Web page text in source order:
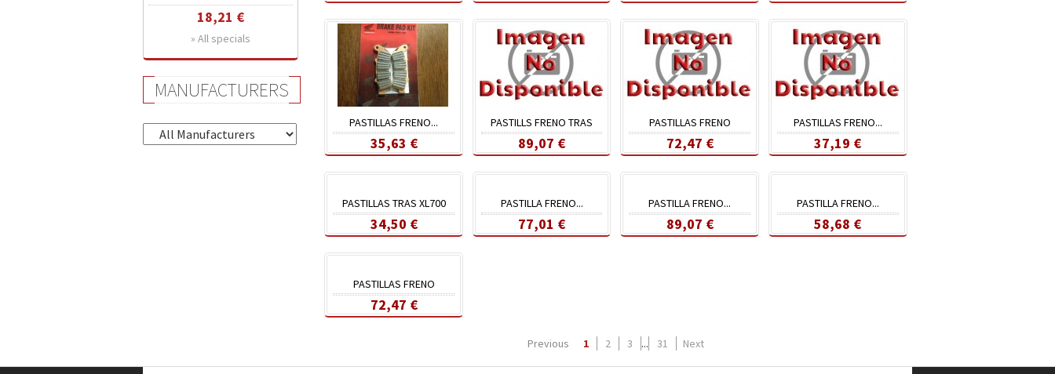
18,21 €
» All specials
MANUFACTURERS
PASTILLAS FRENO...
35,63 €
PASTILLS FRENO TRAS
89,07 €
PASTILLAS FRENO
72,47 €
PASTILLAS FRENO...
37,19 €
PASTILLAS TRAS XL700
34,50 €
PASTILLA FRENO...
77,01 €
PASTILLA FRENO...
89,07 €
PASTILLA FRENO...
58,68 €
PASTILLAS FRENO
72,47 €
Previous 1 2 3 ... 31 Next